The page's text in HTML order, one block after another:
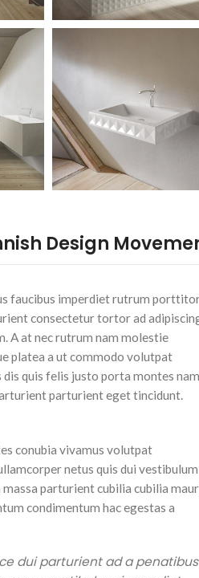
Design
faucibus imperdiet rutrum
consectetur tortor ad
A at nec rutrum nam molestie
platea a ut commodo volutpat
quis felis justo porta montes
parturient eget tincidunt.
conubia vivamus volutpat
netus quis dui vestibulum
parturient cubilia cubilia
condimentum hac egestas a
dui parturient ad a penatibus